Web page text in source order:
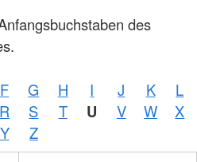
des
F G H I J K
L
R S T U V W
X
Y
Z